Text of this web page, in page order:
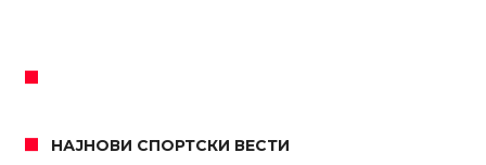
НАЈНОВИ СПОРТСКИ ВЕСТИ